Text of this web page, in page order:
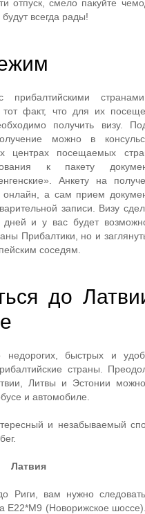
отпуск, смело пакуйте
всегда рады!
прибалтийскими
факт, что для их
получить визу.
можно в
центрах посещаемых
к пакету
Анкету на
онлайн, а сам прием
записи. Визу
и у вас будет
Прибалтики, но и
соседям.
до
недорогих, быстрых и
страны.
Литвы и Эстонии
и автомобиле.
и незабываемый
Латвия
Риги, вам нужно
Е22*М9 (Новорижское